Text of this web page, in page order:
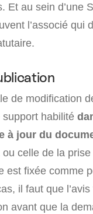
Et au sein d’une
l’associé qui
de modification
habilité
à jour du
ou celle de la
est fixée comme
il faut que l’avis
avant que la